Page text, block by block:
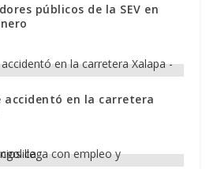
públicos de la SEV en
accidentó en la carretera